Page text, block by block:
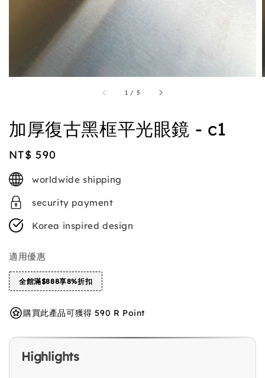
1 / 5
加厚復古黑框平光眼鏡 - c1
Regular
price
NT$ 590
worldwide shipping
security payment
Korea inspired design
適用優惠
全館滿$888享8%折扣
購買此產品可獲得 590 R Point
Highlights